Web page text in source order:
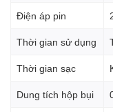
bụi dạng đứng
Giá treo tường
Máy có trọng lượng
Điện áp pin
Thời gian sử dụng
Thời gian sạc
Dung tích hộp bụi